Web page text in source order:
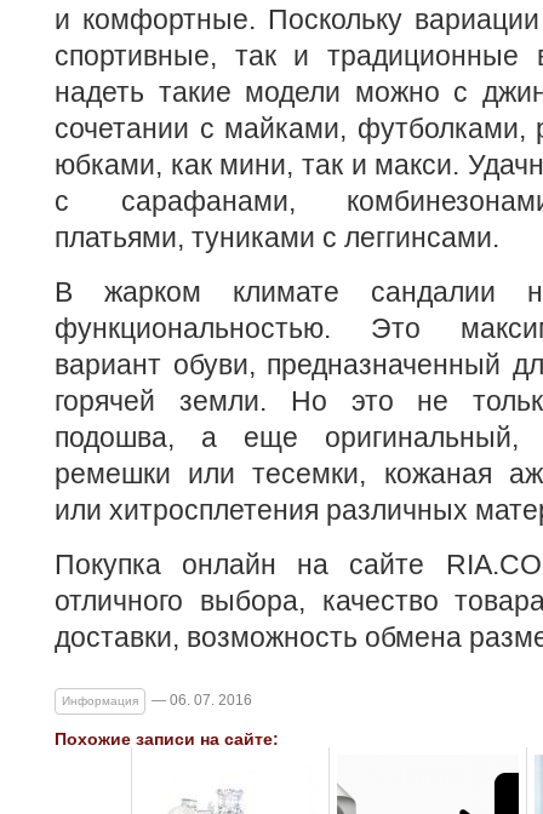
и комфортные. Поскольку
спортивные, так и традиционные
надеть такие модели можно с
сочетании с майками, футболками,
юбками, как мини, так и макси.
с сарафанами,
платьями, туниками с леггинсами.
В жарком климате сандалии
функциональностью. Это
вариант обуви, предназначенный
горячей земли. Но это не
подошва, а еще оригинальный,
ремешки или тесемки, кожаная
или хитросплетения различных
Покупка онлайн на сайте
отличного выбора, качество
доставки, возможность обмена
Информация — 06. 07. 2016
Похожие записи на сайте: